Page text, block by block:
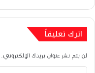
اترك تعليقاً
لن يتم نشر عنوان بريدك الإلكتروني.